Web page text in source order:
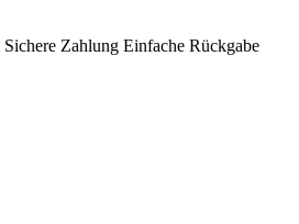
Sichere Zahlung Einfache Rückgabe